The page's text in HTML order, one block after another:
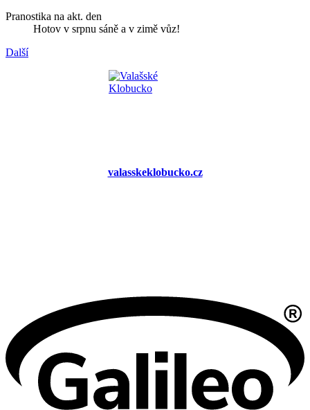
Pranostika na akt. den
Hotov v srpnu sáně a v zimě vůz!
Další
valasskeklobucko.cz